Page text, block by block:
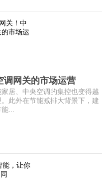
调网关的市场运营
居、中央空调的集控也变得越
此外在节能减排大背景下，建
...